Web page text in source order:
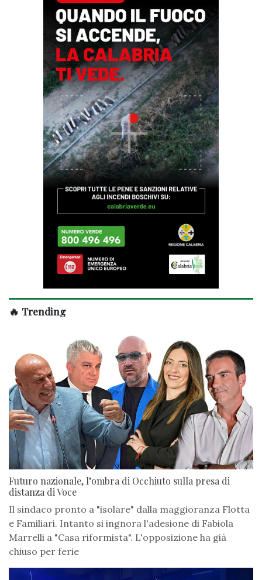
🔥 Trending
Futuro nazionale, l’ombra di Occhiuto sulla presa di
distanza di Voce
Il sindaco pronto a "isolare" dalla maggioranza Flotta
e Familiari. Intanto si ingnora l'adesione di Fabiola
Marrelli a "Casa riformista". L'opposizione ha già
chiuso per ferie